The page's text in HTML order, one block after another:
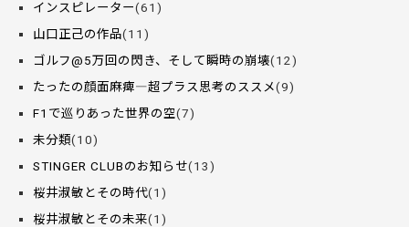
インスピレーター(61)
山口正己の作品(11)
ゴルフ@5万回の閃き、そして瞬時の崩壊(12)
たったの顔面麻痺―超プラス思考のススメ(9)
F1で巡りあった世界の空(7)
未分類(10)
STINGER CLUBのお知らせ(13)
桜井淑敏とその時代(1)
桜井淑敏とその未来(1)